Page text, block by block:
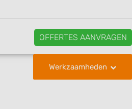
OFFERTES AANVRAGEN
Werkzaamheden